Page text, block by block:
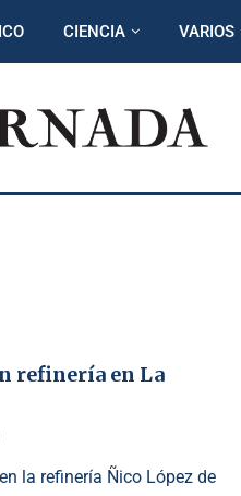
CIENCIA VARIOS
refinería en La
la refinería Ñico López de